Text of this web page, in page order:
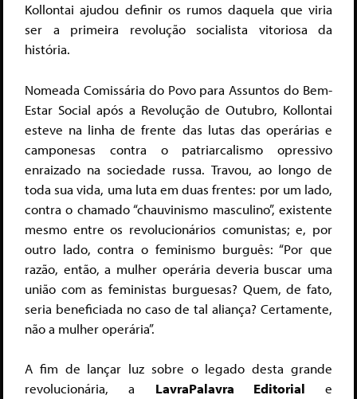
Kollontai ajudou definir os rumos daquela que viria
ser a primeira revolução socialista vitoriosa da
história.
Nomeada Comissária do Povo para Assuntos do Bem-
Estar Social após a Revolução de Outubro, Kollontai
esteve na linha de frente das lutas das operárias e
camponesas contra o patriarcalismo opressivo
enraizado na sociedade russa. Travou, ao longo de
toda sua vida, uma luta em duas frentes: por um lado,
contra o chamado “chauvinismo masculino”, existente
mesmo entre os revolucionários comunistas; e, por
outro lado, contra o feminismo burguês: “Por que
razão, então, a mulher operária deveria buscar uma
união com as feministas burguesas? Quem, de fato,
seria beneficiada no caso de tal aliança? Certamente,
não a mulher operária”.
A fim de lançar luz sobre o legado desta grande
revolucionária, a LavraPalavra Editorial e